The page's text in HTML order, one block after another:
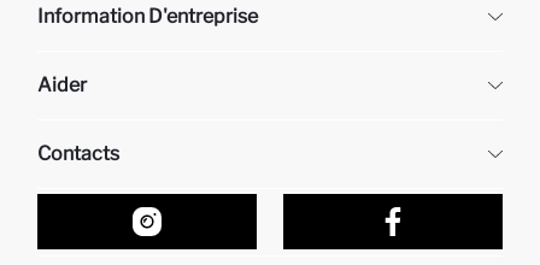
Information D'entreprise
À propos de nous
Aider
Retour et changement
Suivi de la Commande
Comment acheter sur DeFacto ?
Comment payer sur DeFacto?
Contacts
Nos Magasins
Formulaire de contact